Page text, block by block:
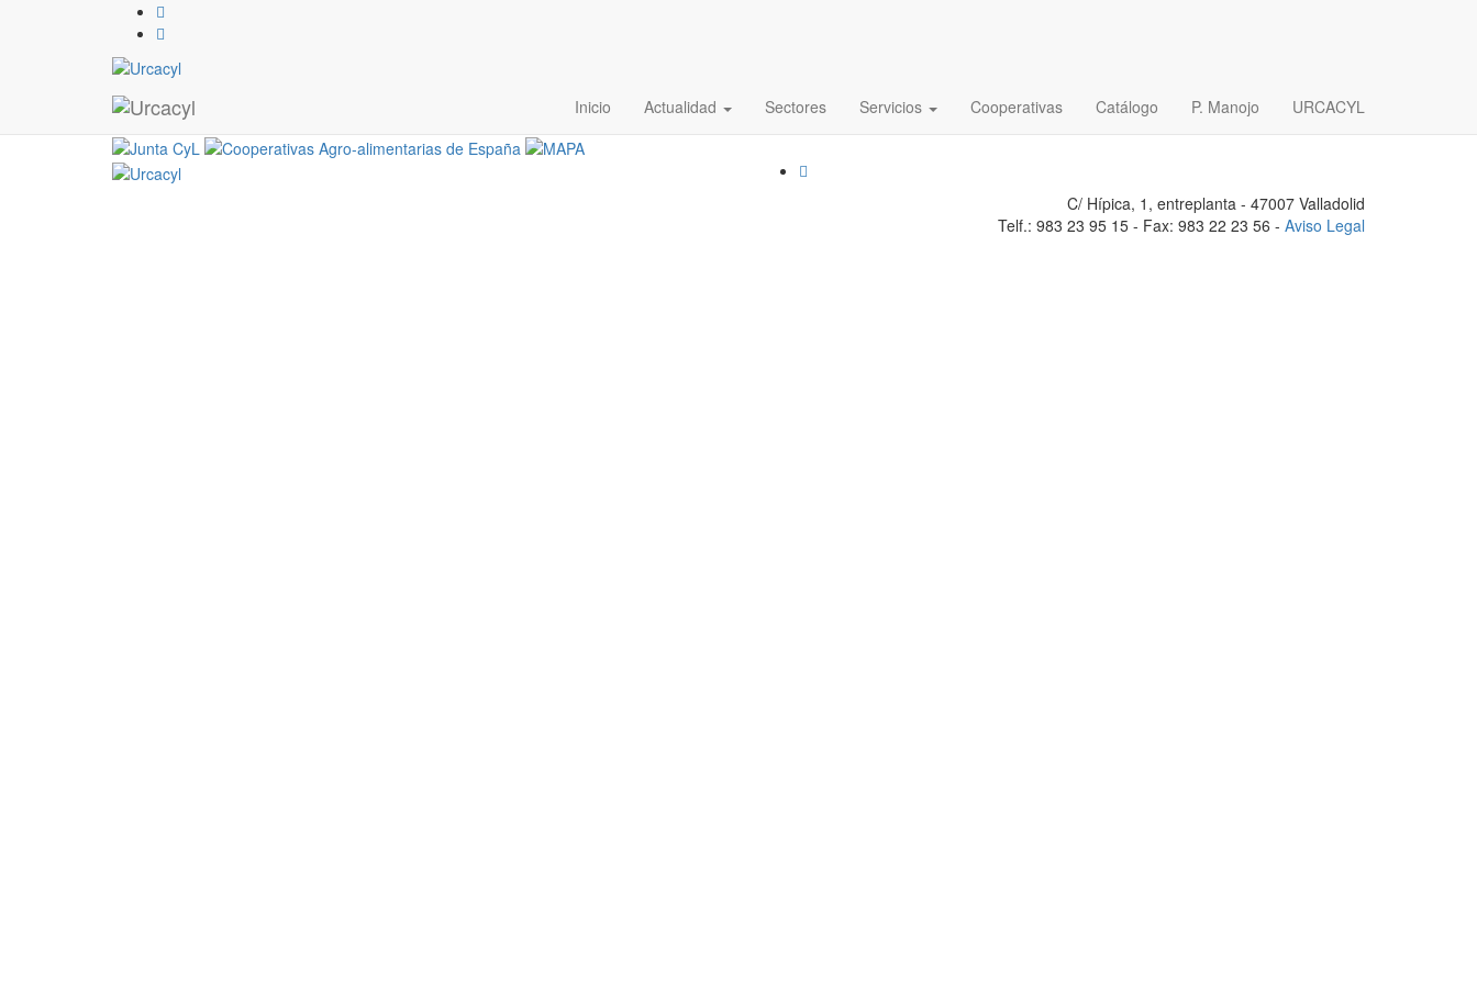
Inicio Actualidad Sectores Servicios Cooperativas Catálogo P. Manojo URCACYL
ovejas pastor
10 / 07 / 2017
C/ Hípica, 1, entreplanta - 47007 Valladolid
Telf.: 983 23 95 15 - Fax: 983 22 23 56 - Aviso Legal